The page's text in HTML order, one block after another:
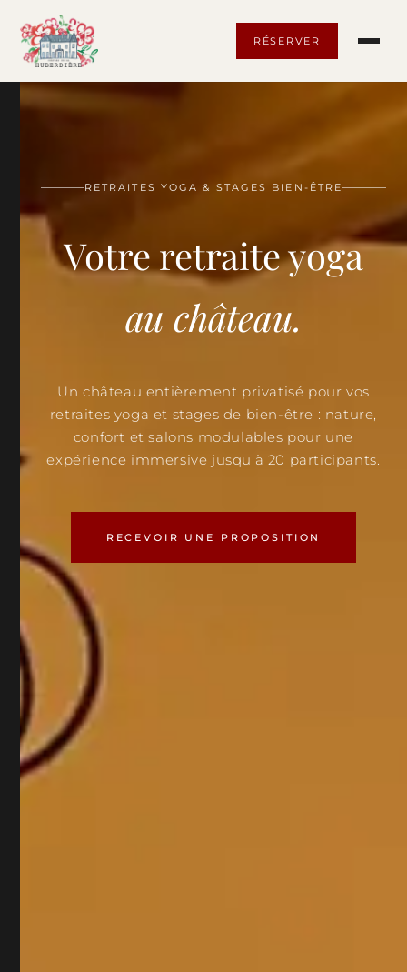
RÉSERVER
RETRAITES YOGA & STAGES BIEN-ÊTRE
Votre retraite yoga
au château.
Un château entièrement privatisé pour vos
retraites yoga et stages de bien-être : nature,
confort et salons modulables pour une
expérience immersive jusqu'à 20 participants.
RECEVOIR UNE PROPOSITION